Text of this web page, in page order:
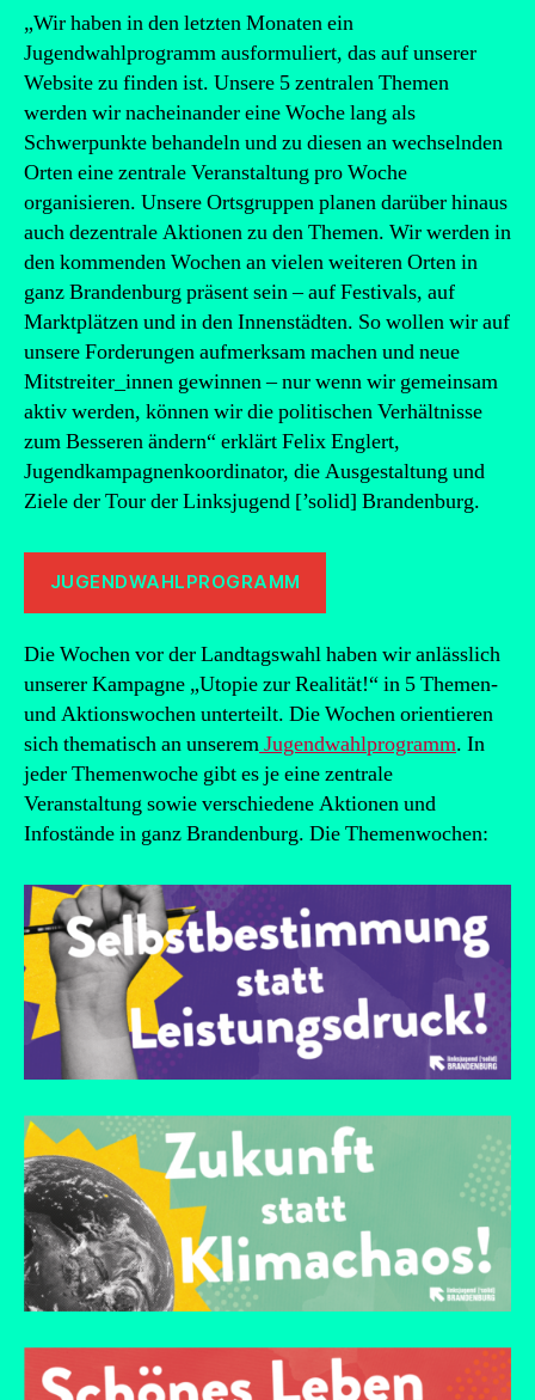
„Wir haben in den letzten Monaten ein
Jugendwahlprogramm ausformuliert, das auf unserer
Website zu finden ist. Unsere 5 zentralen Themen
werden wir nacheinander eine Woche lang als
Schwerpunkte behandeln und zu diesen an wechselnden
Orten eine zentrale Veranstaltung pro Woche
organisieren. Unsere Ortsgruppen planen darüber hinaus
auch dezentrale Aktionen zu den Themen. Wir werden in
den kommenden Wochen an vielen weiteren Orten in
ganz Brandenburg präsent sein – auf Festivals, auf
Marktplätzen und in den Innenstädten. So wollen wir auf
unsere Forderungen aufmerksam machen und neue
Mitstreiter_innen gewinnen – nur wenn wir gemeinsam
aktiv werden, können wir die politischen Verhältnisse
zum Besseren ändern“ erklärt Felix Englert,
Jugendkampagnenkoordinator, die Ausgestaltung und
Ziele der Tour der Linksjugend [’solid] Brandenburg.
JUGENDWAHLPROGRAMM
Die Wochen vor der Landtagswahl haben wir anlässlich
unserer Kampagne „Utopie zur Realität!“ in 5 Themen-
und Aktionswochen unterteilt. Die Wochen orientieren
sich thematisch an unseremJugendwahlprogramm. In
jeder Themenwoche gibt es je eine zentrale
Veranstaltung sowie verschiedene Aktionen und
Infostände in ganz Brandenburg. Die Themenwochen: